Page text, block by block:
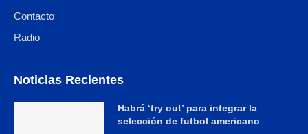
Contacto
Radio
Noticias Recientes
Habrá ‘try out’ para integrar la
selección de futbol americano